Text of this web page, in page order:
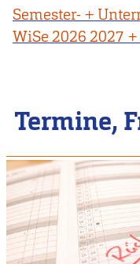
Semester- +
WiSe 2026 2027 +
Termine,